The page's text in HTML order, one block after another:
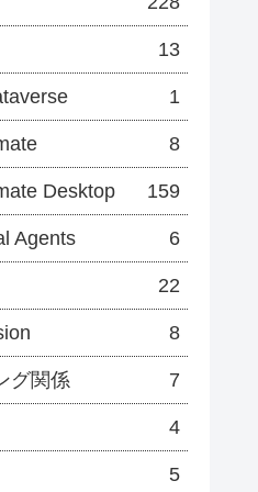
13
1
8
Desktop 159
Agents 6
22
8
グ関係 7
4
5